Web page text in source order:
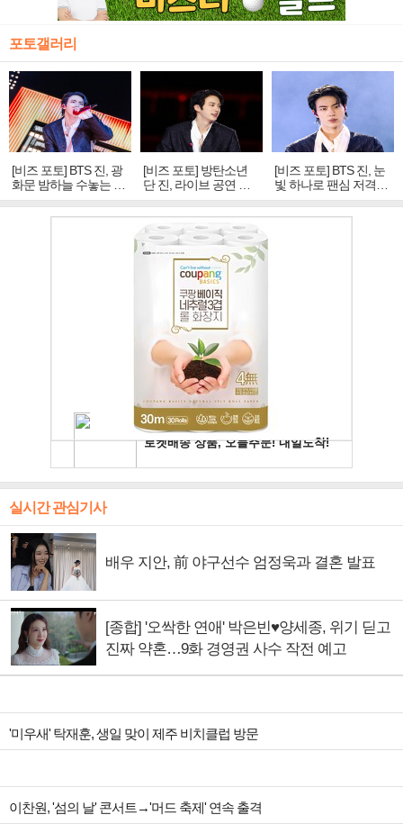
포토갤러리
[비즈 포토] BTS 진, 광
화문 밤하늘 수놓는 '비
주얼 킹'의 열창
[비즈 포토] 방탄소년
단 진, 라이브 공연 중
빛나는 독보적 아우라
[비즈 포토] BTS 진, 눈
빛 하나로 팬심 저격…
독보적 카리스마
실시간 관심기사
배우 지안, 前 야구선수 엄정욱과 결혼 발표
[종합] '오싹한 연애' 박은빈♥양세종, 위기 딛고
진짜 약혼…9화 경영권 사수 작전 예고
'미우새' 탁재훈, 생일 맞이 제주 비치클럽 방문
이찬원, '섬의 날' 콘서트→'머드 축제' 연속 출격